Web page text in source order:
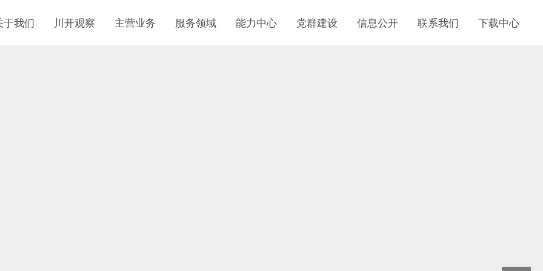
于我们 川开观察 主营业务 服务领域 能力中心 党群建设 信息公开 联系我们 下载中心